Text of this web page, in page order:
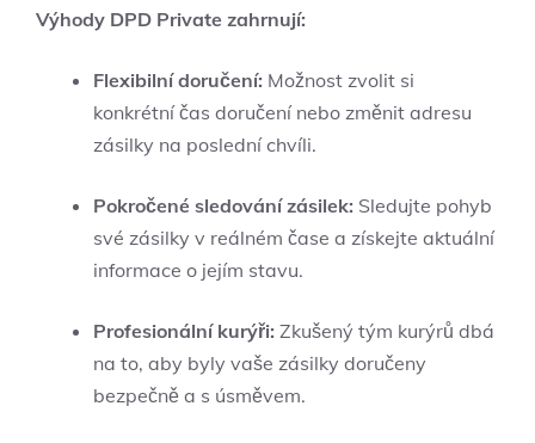
Výhody DPD Private zahrnují:
Flexibilní doručení: Možnost zvolit si
konkrétní čas doručení nebo změnit adresu
zásilky na poslední chvíli.
Pokročené sledování zásilek: Sledujte pohyb
své zásilky v reálném čase a získejte aktuální
informace o jejím stavu.
Profesionální kurýři: Zkušený tým kurýrů dbá
na to, aby byly vaše zásilky doručeny
bezpečně a s úsměvem.